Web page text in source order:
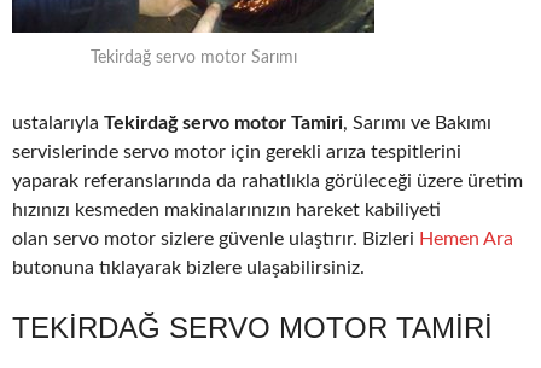
Tekirdağ servo motor Sarımı
ustalarıyla Tekirdağ servo motor Tamiri, Sarımı ve Bakımı
servislerinde servo motor için gerekli arıza tespitlerini
yaparak referanslarında da rahatlıkla görüleceği üzere üretim
hızınızı kesmeden makinalarınızın hareket kabiliyeti
olan servo motor sizlere güvenle ulaştırır. Bizleri Hemen Ara
butonuna tıklayarak bizlere ulaşabilirsiniz.
TEKIRDAĞ SERVO MOTOR TAMIRI